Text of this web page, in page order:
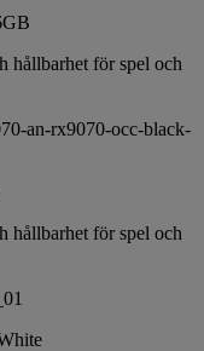
hållbarhet för spel och
hållbarhet för spel och